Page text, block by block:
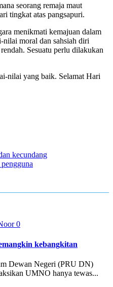
seorang remaja maut
tingkat atas pangsapuri.
menikmati kemajuan dalam
nilai moral dan sahsiah diri
Sesuatu perlu dilakukan
nilai yang baik. Selamat Hari
kecundang
0
kebangkitan
Dewan Negeri (PRU DN)
UMNO hanya tewas...